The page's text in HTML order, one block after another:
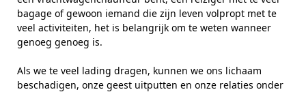
bagage of gewoon iemand die zijn leven volpropt met te
veel activiteiten, het is belangrijk om te weten wanneer
genoeg genoeg is.
Als we te veel lading dragen, kunnen we ons lichaam
beschadigen, onze geest uitputten en onze relaties onder